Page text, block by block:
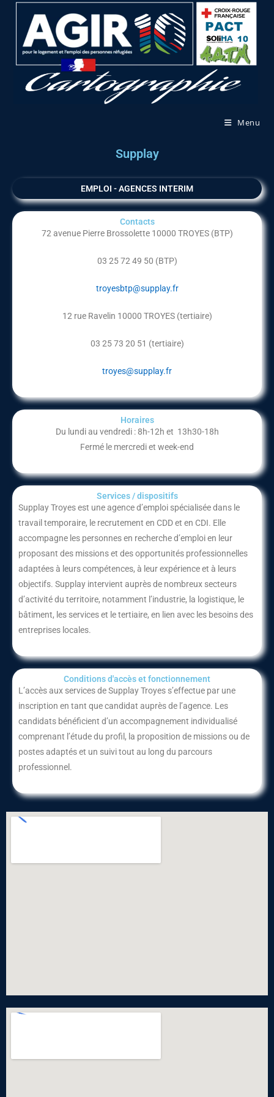
Menu
Supplay
EMPLOI - AGENCES INTERIM
Contacts
72 avenue Pierre Brossolette 10000 TROYES (BTP)
03 25 72 49 50 (BTP)
troyesbtp@supplay.fr
12 rue Ravelin 10000 TROYES (tertiaire)
03 25 73 20 51 (tertiaire)
troyes@supplay.fr
Horaires
Du lundi au vendredi : 8h-12h et 13h30-18h
Fermé le mercredi et week-end
Services / dispositifs​
Supplay Troyesest une agence d’emploi spécialisée dans le
travail temporaire, le recrutement en CDD et en CDI. Elle
accompagne les personnes en recherche d’emploi en leur
proposant des missions et des opportunités professionnelles
adaptées à leurs compétences, à leur expérience et à leurs
objectifs. Supplay intervient auprès de nombreux secteurs
d’activité du territoire, notamment l’industrie, la logistique, le
bâtiment, les services et le tertiaire, en lien avec les besoins des
entreprises locales.
Conditions d'accès et fonctionnement​
L’accès aux services de Supplay Troyes s’effectue par une
inscription en tant que candidat auprès de l’agence. Les
candidats bénéficient d’un accompagnement individualisé
comprenant l’étude du profil, la proposition de missions ou de
postes adaptés et un suivi tout au long du parcours
professionnel.